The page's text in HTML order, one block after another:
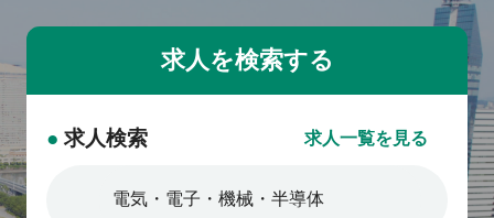
● 求人検索 求人一覧を見る